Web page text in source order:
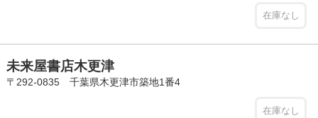
在庫なし
未来屋書店木更津
〒292-0835 千葉県木更津市築地1番4
在庫なし